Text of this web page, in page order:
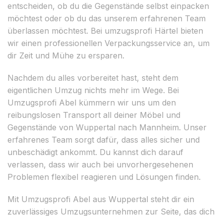
entscheiden, ob du die Gegenstände selbst einpacken
möchtest oder ob du das unserem erfahrenen Team
überlassen möchtest. Bei umzugsprofi Härtel bieten
wir einen professionellen Verpackungsservice an, um
dir Zeit und Mühe zu ersparen.
Nachdem du alles vorbereitet hast, steht dem
eigentlichen Umzug nichts mehr im Wege. Bei
Umzugsprofi Abel kümmern wir uns um den
reibungslosen Transport all deiner Möbel und
Gegenstände von Wuppertal nach Mannheim. Unser
erfahrenes Team sorgt dafür, dass alles sicher und
unbeschädigt ankommt. Du kannst dich darauf
verlassen, dass wir auch bei unvorhergesehenen
Problemen flexibel reagieren und Lösungen finden.
Mit Umzugsprofi Abel aus Wuppertal steht dir ein
zuverlässiges Umzugsunternehmen zur Seite, das dich